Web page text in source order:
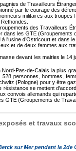
de Travailleurs
par le courage des
militaires aux troupes
des Travailleurs
les GTE (Groupements
d’Ostricourt et dans
et de deux femmes aux
devant les mairies le 14
Pas-de-Calais la plus
personnes, hommes,
(Pologne) pour y être
se mettent
convois allemands qui
GTE (Groupements de
et travaux
sur Mer pendant la 2de